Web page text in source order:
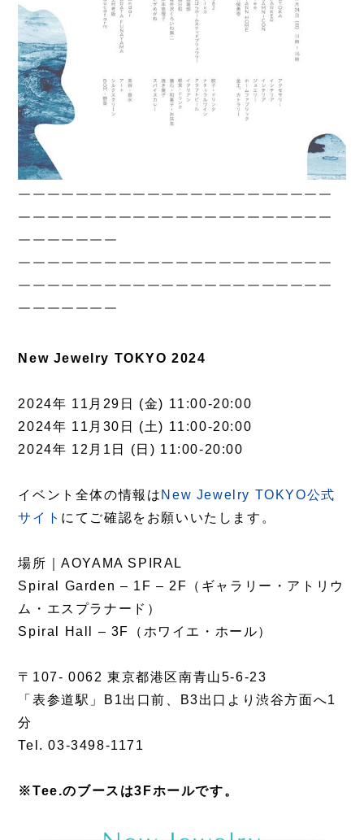
￣￣￣￣￣￣￣￣￣￣￣￣￣￣￣￣￣￣￣￣￣￣
￣￣￣￣￣￣￣￣￣￣￣￣￣￣￣￣￣￣￣￣￣￣
￣￣￣￣￣￣￣
￣￣￣￣￣￣￣￣￣￣￣￣￣￣￣￣￣￣￣￣￣￣
￣￣￣￣￣￣￣￣￣￣￣￣￣￣￣￣￣￣￣￣￣￣
￣￣￣￣￣￣￣
New Jewelry TOKYO 2024
2024年 11月29日 (金) 11:00-20:00
2024年 11月30日 (土) 11:00-20:00
2024年 12月1日 (日) 11:00-20:00
イベント全体の情報は New Jewelry TOKYO公式
サイト にてご確認をお願いいたします。
場所｜AOYAMA SPIRAL
Spiral Garden – 1F – 2F（ギャラリー・アトリウ
ム・エスプラナード）
Spiral Hall – 3F（ホワイエ・ホール）
〒107- 0062 東京都港区南青山5-6-23
「表参道駅」B1出口前、B3出口より渋谷方面へ1
分
Tel. 03-3498-1171
※Tee.のブースは3Fホールです。